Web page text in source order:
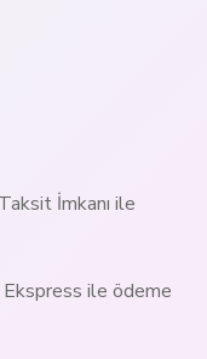
İmkanı ile
ile ödeme